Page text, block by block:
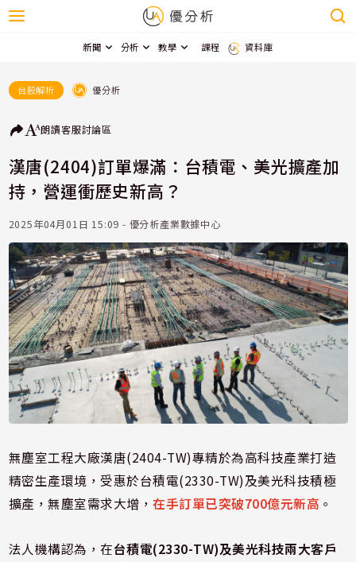
新聞 分析 教學 課程 資料庫
台股解析 優分析
朗讀客服討論區
漢唐(2404)訂單爆滿：台積電、美光擴產加
持，營運衝歷史新高？
2025年04月01日 15:09 - 優分析產業數據中心
無塵室工程大廠漢唐(2404-TW)專精於為高科技產業打造
精密生產環境，受惠於台積電(2330-TW)及美光科技積極
擴產，無塵室需求大增，在手訂單已突破700億元新高 。
法人機構認為，在台積電(2330-TW)及美光科技兩大客戶